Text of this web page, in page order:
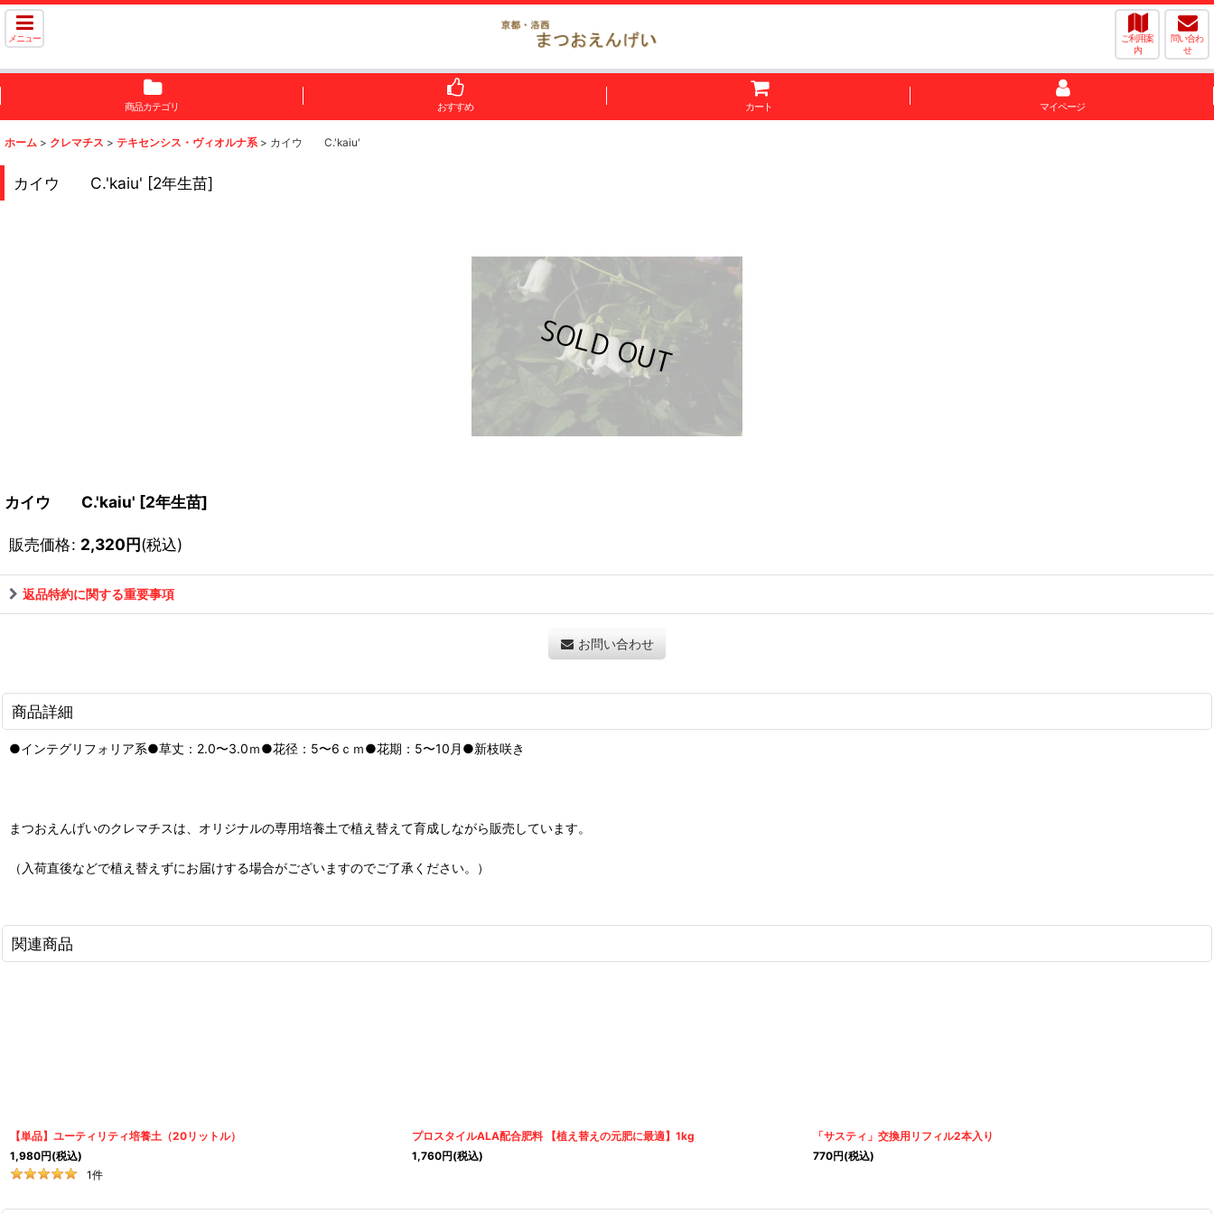
メニュー
ご利用案
内
問い合わ
せ
商品カテゴリ おすすめ カート マイページ
ホーム > クレマチス > テキセンシス・ヴィオルナ系 > カイウ C.'kaiu'
カイウ C.'kaiu' [2年生苗]
カイウ C.'kaiu' [2年生苗]
販売価格: 2,320円(税込)
返品特約に関する重要事項
お問い合わせ
商品詳細
●インテグリフォリア系●草丈：2.0〜3.0ｍ●花径：5〜6ｃｍ●花期：5〜10月●新枝咲き
まつおえんげいのクレマチスは、オリジナルの専用培養土で植え替えて育成しながら販売しています。
（入荷直後などで植え替えずにお届けする場合がございますのでご了承ください。）
関連商品
【単品】ユーティリティ培養土（20リットル）
1,980円(税込)
1件
プロスタイルALA配合肥料 【植え替えの元肥に最適】1kg
1,760円(税込)
「サスティ」交換用リフィル2本入り
770円(税込)